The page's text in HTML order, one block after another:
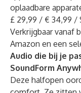
oplaadbare
£ 29,99 / € 34,99 /
Verkrijgbaar vanaf
Amazon en een
Audio die bij je
SoundForm
Deze halfopen